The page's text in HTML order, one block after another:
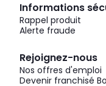
Informations
Rappel produit
Alerte fraude
Rejoignez-nous
Nos offres d'emploi
Devenir franchisé